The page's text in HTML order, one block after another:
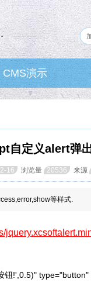
About
CMS演示
自定义alert弹
16 浏览量 20536 来源
等样式.
!',0.5)"